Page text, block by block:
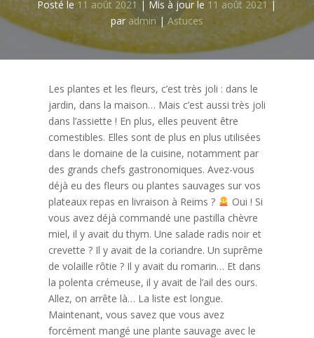
Posté le 11 août 2021 | Mis à jour le 11 août 2021 |
par admin | Astuces
Les plantes et les fleurs, c’est très joli : dans le
jardin, dans la maison… Mais c’est aussi très joli
dans l’assiette ! En plus, elles peuvent être
comestibles. Elles sont de plus en plus utilisées
dans le domaine de la cuisine, notamment par
des grands chefs gastronomiques. Avez-vous
déjà eu des fleurs ou plantes sauvages sur vos
plateaux repas en livraison à Reims ?
Oui ! Si
vous avez déjà commandé une pastilla chèvre
miel, il y avait du thym. Une salade radis noir et
crevette ? Il y avait de la coriandre. Un suprême
de volaille rôtie ? Il y avait du romarin… Et dans
la polenta crémeuse, il y avait de l’ail des ours.
Allez, on arrête là… La liste est longue.
Maintenant, vous savez que vous avez
forcément mangé une plante sauvage avec le